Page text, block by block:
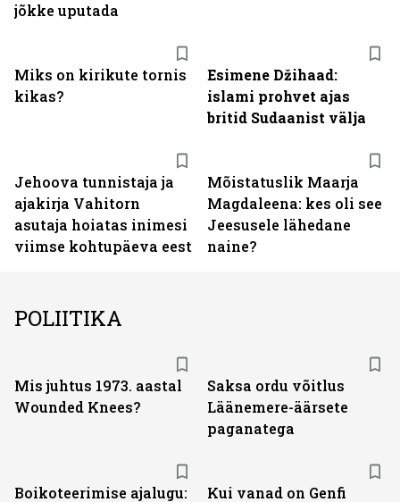
Miks on kirikute tornis
kikas?
Esimene Džihaad:
islami prohvet ajas
britid Sudaanist välja
Jehoova tunnistaja ja
ajakirja Vahitorn
asutaja hoiatas inimesi
viimse kohtupäeva eest
Mõistatuslik Maarja
Magdaleena: kes oli see
Jeesusele lähedane
naine?
jõkke uputada
POLIITIKA
Mis juhtus 1973. aastal
Wounded Knees?
Saksa ordu võitlus
Läänemere-äärsete
paganatega
Boikoteerimise ajalugu:
Kui vanad on Genfi